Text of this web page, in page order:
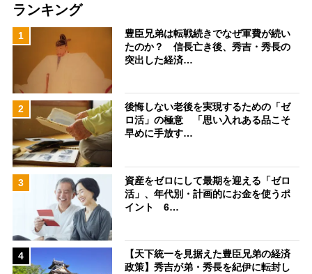
ランキング
1
豊臣兄弟は転戦続きでなぜ軍費が続い
たのか？ 信長亡き後、秀吉・秀長の
突出した経済…
2
後悔しない老後を実現するための「ゼ
ロ活」の極意 「思い入れある品こそ
早めに手放す…
3
資産をゼロにして最期を迎える「ゼロ
活」、年代別・計画的にお金を使うポ
イント 6…
4
【天下統一を見据えた豊臣兄弟の経済
政策】秀吉が弟・秀長を紀伊に転封し